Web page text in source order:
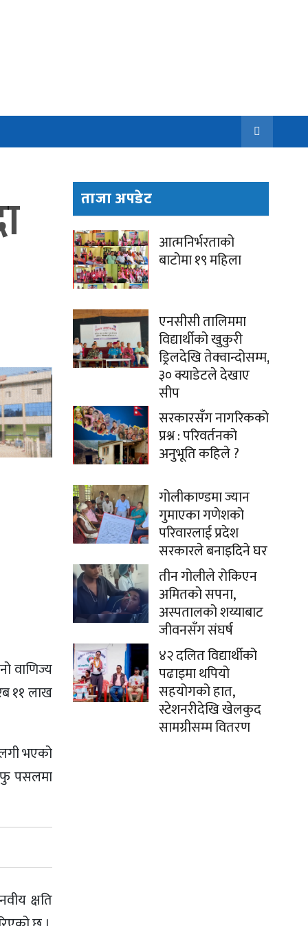
वाणिज्य
११ लाख
भएको
पसलमा
क्षति
ताजा अपडेट
आत्मनिर्भरताको
बाटोमा १९ महिला
एनसीसी तालिममा
विद्यार्थीको खुकुरी
ड्रिलदेखि तेक्वान्दोसम्म,
३० क्याडेटले देखाए
सीप
सरकारसँग नागरिकको
प्रश्न : परिवर्तनको
अनुभूति कहिले ?
गोलीकाण्डमा ज्यान
गुमाएका गणेशको
परिवारलाई प्रदेश
सरकारले बनाइदिने घर
तीन गोलीले रोकिएन
अमितको सपना,
अस्पतालको शय्याबाट
जीवनसँग संघर्ष
४२ दलित विद्यार्थीको
पढाइमा थपियो
सहयोगको हात,
स्टेशनरीदेखि खेलकुद
सामग्रीसम्म वितरण